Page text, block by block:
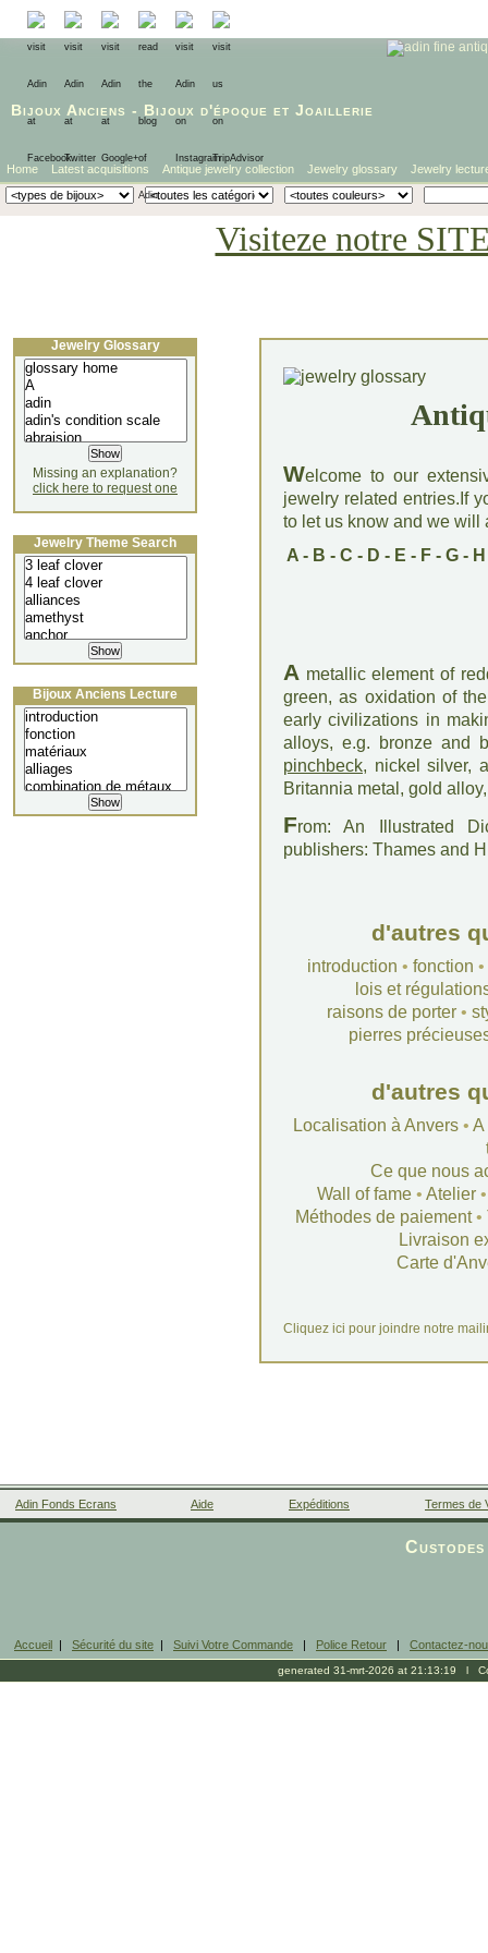
Bijoux Anciens - Bijoux d'époque et Joaillerie
Home Latest acquisitions Antique jewelry collection Jewelry glossary Jewelry
Visiteze notre
Welcome to our
jewelry related entries.If
to let us know and we will
A- B - C - D - E - F- G- H
A metallic element of
green, as oxidation of
early civilizations in
alloys, e.g. bronze and
pinchbeck, nickel silver,
Britannia metal, gold
From: An Illustrated
publishers: Thames and
d'autres
introduction • fonction •
lois et
raisons de porter•
pierres
d'autres
Localisation à Anvers• A
Ce que nous
Wall of fame• Atelier
Méthodes de paiement•
Livraison
Carte
Cliquez ici pour joindre notre
Jewelry Glossary
Missing an explanation?
click here to request one
Jewelry Theme Search
Bijoux Anciens Lecture
Adin Fonds Ecrans Aide Expéditions Termes de
Accueil | Sécurité du site | Suivi Votre Commande | Police Retour | Contactez-
generated 31-mrt-2026 at 21:13:19 l